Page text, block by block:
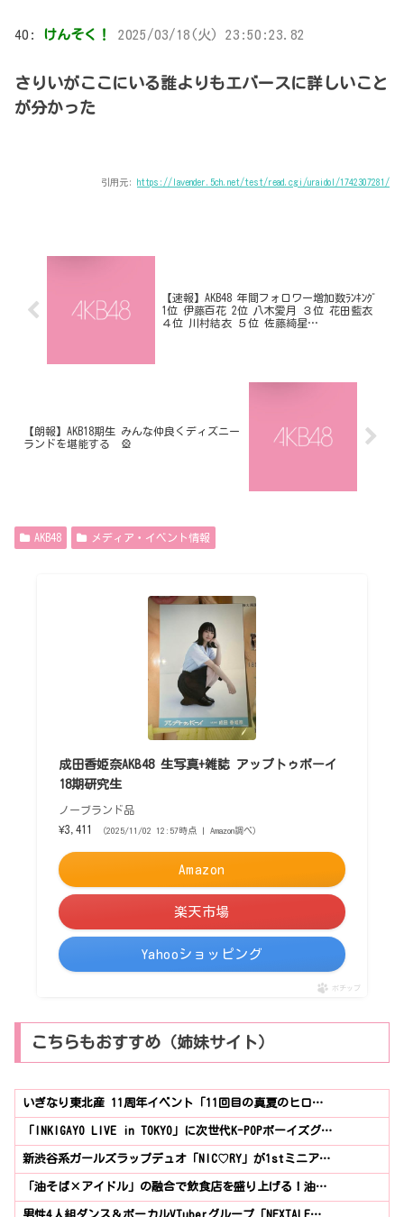
40: けんそく！ 2025/03/18(火) 23:50:23.82
さりいがここにいる誰よりもエバースに詳しいこと
が分かった
引用元: https://lavender.5ch.net/test/read.cgi/uraidol/1742307281/
【速報】AKB48 年間フォロワー増加数ﾗﾝｷﾝｸﾞ
1位 伊藤百花 2位 八木愛月 ３位 花田藍衣
４位 川村結衣 ５位 佐藤綺星
【朗報】AKB18期生 みんな仲良くディズニー
ランドを堪能する 🎡
AKB48 メディア・イベント情報
成田香姫奈AKB48 生写真+雑誌 アップトゥボーイ
18期研究生
ノーブランド品
¥3,411
（2025/11/02 12:57時点 | Amazon調べ）
Amazon
楽天市場
Yahooショッピング
ポチップ
こちらもおすすめ（姉妹サイト）
いぎなり東北産 11周年イベント「11回目の真夏のヒロ…
「INKIGAYO LIVE in TOKYO」に次世代K-POPボーイズグ…
新渋谷系ガールズラップデュオ「NIC♡RY」が1stミニア…
「油そば×アイドル」の融合で飲食店を盛り上げる！油…